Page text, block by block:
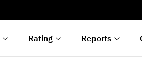
Rating Reports